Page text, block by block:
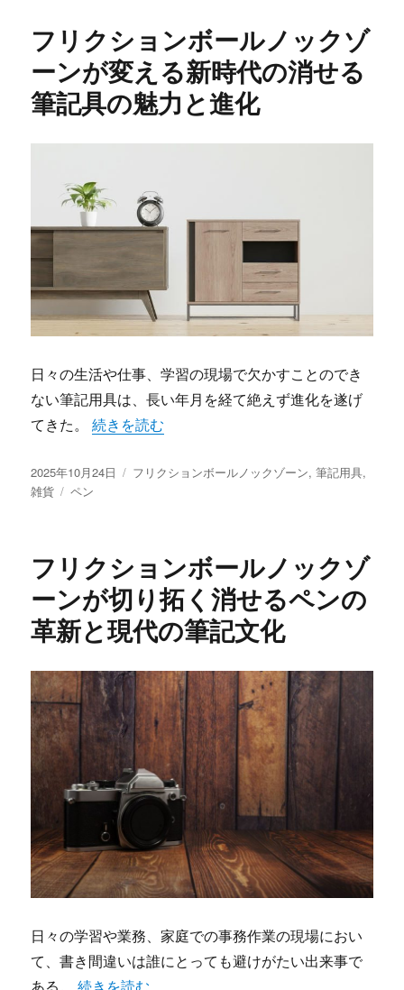
ー
フリクションボールノックゾ
ーンが変える新時代の消せる
筆記具の魅力と進化
日々の生活や仕事、学習の現場で欠かすことのでき
ない筆記用具は、長い年月を経て絶えず進化を遂げ
てきた。“フリクションボールノックゾーンが変える新
続きを読む
投
稿
2025年10月24日
カ
フリクションボールノックゾーン,筆記用具,
雑貨
タ
ペン
フリクションボールノックゾ
ーンが切り拓く消せるペンの
革新と現代の筆記文化
日々の学習や業務、家庭での事務作業の現場におい
て、書き間違いは誰にとっても避けがたい出来事で
“フリクションボールノックゾーンが切り拓く消